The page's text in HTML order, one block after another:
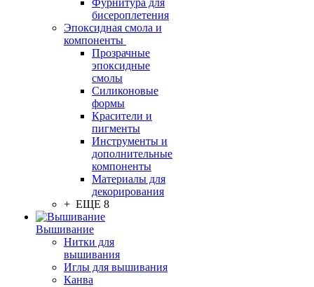
Фурнитура для
бисероплетения
Эпоксидная смола и
компоненты
Прозрачные
эпоксидные
смолы
Силиконовые
формы
Красители и
пигменты
Инструменты и
дополнительные
компоненты
Материалы для
декорирования
+ ЕЩЕ 8
Вышивание
Нитки для
вышивания
Иглы для вышивания
Канва